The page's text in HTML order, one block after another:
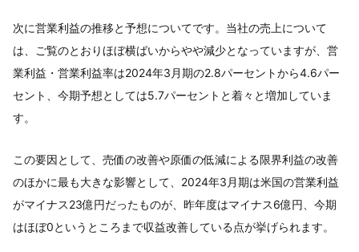
次に営業利益の推移と予想についてです。当社の売上について
は、ご覧のとおりほぼ横ばいからやや減少となっていますが、営
業利益・営業利益率は2024年3月期の2.8パーセントから4.6パー
セント、今期予想としては5.7パーセントと着々と増加していま
す。
この要因として、売価の改善や原価の低減による限界利益の改善
のほかに最も大きな影響として、2024年3月期は米国の営業利益
がマイナス23億円だったものが、昨年度はマイナス6億円、今期
はほぼ0というところまで収益改善している点が挙げられます。